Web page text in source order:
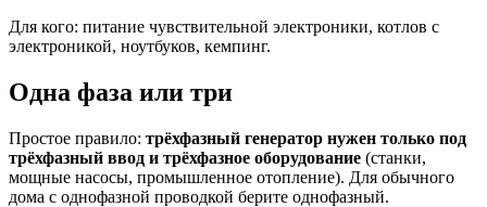
Для кого: питание чувствительной электроники, котлов с
электроникой, ноутбуков, кемпинг.
Одна фаза или три
Простое правило: трёхфазный генератор нужен только под
трёхфазный ввод и трёхфазное оборудование (станки,
мощные насосы, промышленное отопление). Для обычного
дома с однофазной проводкой берите однофазный.